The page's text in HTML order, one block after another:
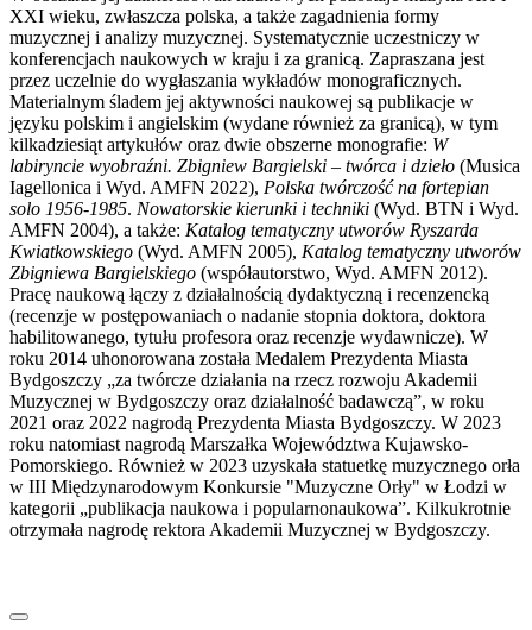
XXI wieku, zwłaszcza polska, a także zagadnienia formy
muzycznej i analizy muzycznej. Systematycznie uczestniczy w
konferencjach naukowych w kraju i za granicą. Zapraszana jest
przez uczelnie do wygłaszania wykładów monograficznych.
Materialnym śladem jej aktywności naukowej są publikacje w
języku polskim i angielskim (wydane również za granicą), w tym
kilkadziesiąt artykułów oraz dwie obszerne monografie: W
labiryncie wyobraźni. Zbigniew Bargielski – twórca i dzieło (Musica
Iagellonica i Wyd. AMFN 2022), Polska twórczość na fortepian
solo 1956-1985. Nowatorskie kierunki i techniki (Wyd. BTN i Wyd.
AMFN 2004), a także: Katalog tematyczny utworów Ryszarda
Kwiatkowskiego (Wyd. AMFN 2005), Katalog tematyczny utworów
Zbigniewa Bargielskiego (współautorstwo, Wyd. AMFN 2012).
Pracę naukową łączy z działalnością dydaktyczną i recenzencką
(recenzje w postępowaniach o nadanie stopnia doktora, doktora
habilitowanego, tytułu profesora oraz recenzje wydawnicze). W
roku 2014 uhonorowana została Medalem Prezydenta Miasta
Bydgoszczy „za twórcze działania na rzecz rozwoju Akademii
Muzycznej w Bydgoszczy oraz działalność badawczą”, w roku
2021 oraz 2022 nagrodą Prezydenta Miasta Bydgoszczy. W 2023
roku natomiast nagrodą Marszałka Województwa Kujawsko-
Pomorskiego. Również w 2023 uzyskała statuetkę muzycznego orła
w III Międzynarodowym Konkursie "Muzyczne Orły" w Łodzi w
kategorii „publikacja naukowa i popularnonaukowa”. Kilkukrotnie
otrzymała nagrodę rektora Akademii Muzycznej w Bydgoszczy.